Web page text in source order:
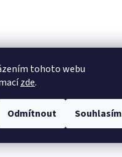
tohoto webu
zde.
Odmítnout Souhlasím